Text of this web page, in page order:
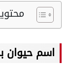
اسم